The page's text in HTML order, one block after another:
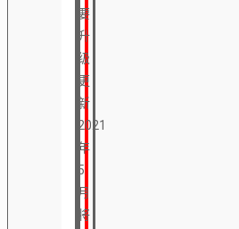
要
升
级
更
新
2021
年
5
月
将